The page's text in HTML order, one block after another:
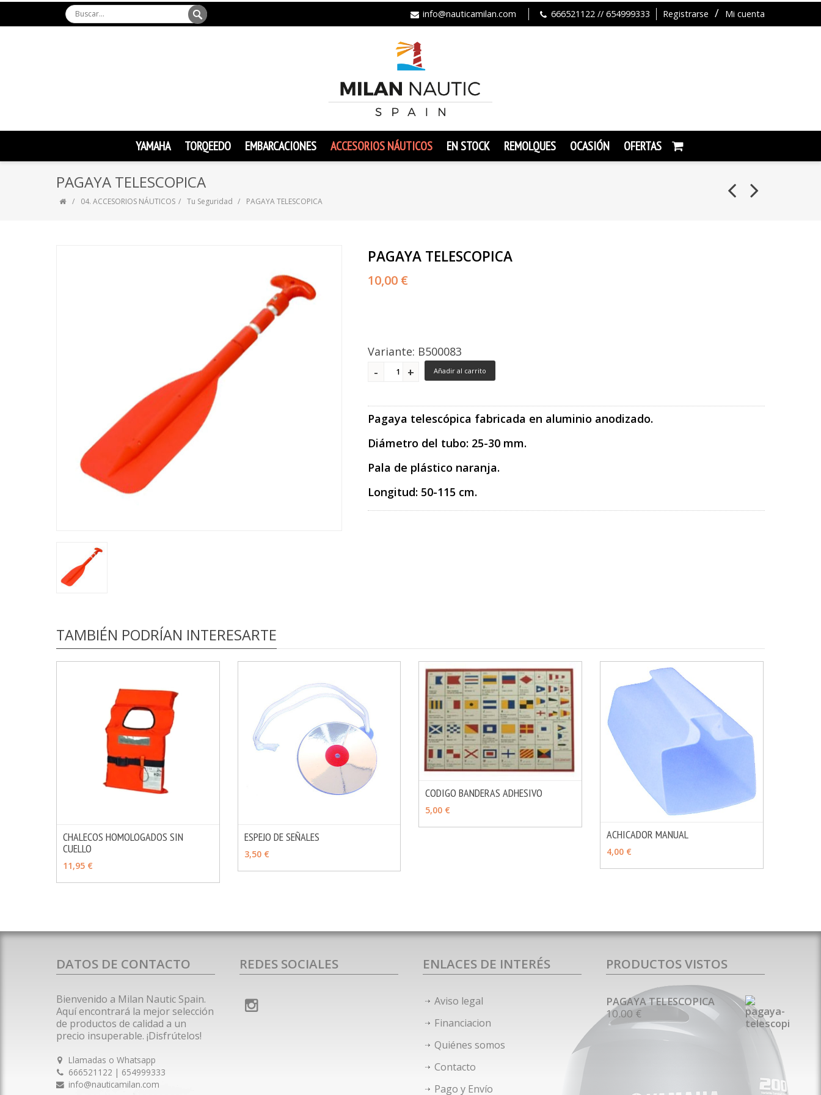
Registrarse Mi cuenta
info@nauticamilan.com 666521122 // 654999333
YAMAHA TORQEEDO EMBARCACIONES ACCESORIOS NÁUTICOS EN STOCK REMOLQUES OCASIÓN OFERTAS
PAGAYA TELESCOPICA
04. ACCESORIOS NÁUTICOS Tu Seguridad PAGAYA TELESCOPICA
PAGAYA TELESCOPICA
10,00 €
Variante: B500083
Añadir al carrito
Pagaya telescópica fabricada en aluminio anodizado.
Diámetro del tubo: 25-30 mm.
Pala de plástico naranja.
Longitud: 50-115 cm.
TAMBIÉN PODRÍAN INTERESARTE
VER OPCIONES
CHALECOS HOMOLOGADOS SIN
CUELLO
11,95 €
ESPEJO DE SEÑALES
3,50 €
CODIGO BANDERAS ADHESIVO
5,00 €
ACHICADOR MANUAL
4,00 €
DATOS DE CONTACTO
Bienvenido a Milan Nautic Spain.
Aquí encontrará la mejor selección
de productos de calidad a un
precio insuperable. ¡Disfrútelos!
Llamadas o Whatsapp
666521122 | 654999333
info@nauticamilan.com
REDES SOCIALES ENLACES DE INTERÉS
Aviso legal
Financiacion
Quiénes somos
Contacto
Pago y Envío
PRODUCTOS VISTOS
PAGAYA TELESCOPICA
10.00 €